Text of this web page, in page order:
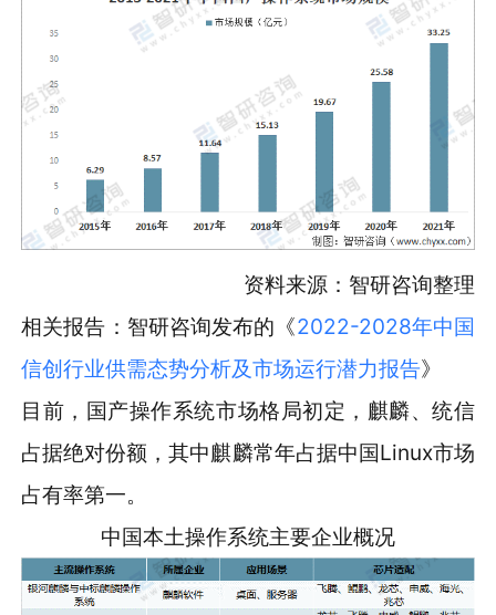
资料来源：智研咨询整理
相关报告：智研咨询发布的《2022-2028年中国
信创行业供需态势分析及市场运行潜力报告》
目前，国产操作系统市场格局初定，麒麟、统信
占据绝对份额，其中麒麟常年占据中国Linux市场
占有率第一。
中国本土操作系统主要企业概况